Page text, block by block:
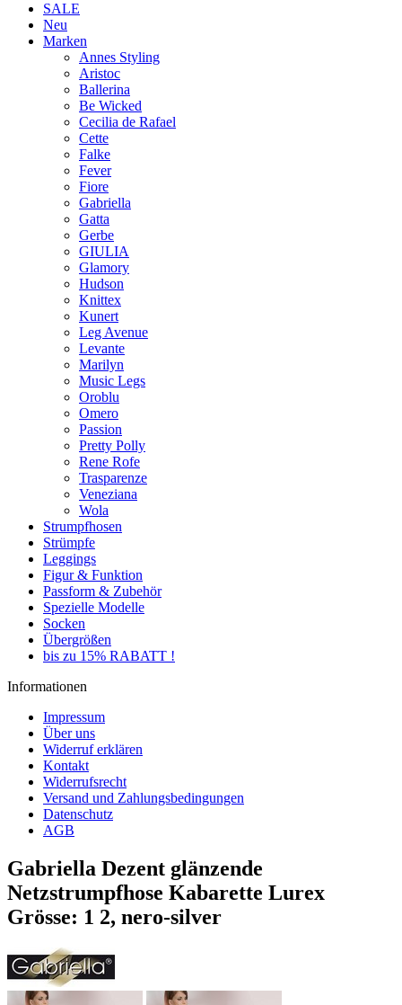
SALE
Neu
Marken
Annes Styling
Aristoc
Ballerina
Be Wicked
Cecilia de Rafael
Cette
Falke
Fever
Fiore
Gabriella
Gatta
Gerbe
GIULIA
Glamory
Hudson
Knittex
Kunert
Leg Avenue
Levante
Marilyn
Music Legs
Oroblu
Omero
Passion
Pretty Polly
Rene Rofe
Trasparenze
Veneziana
Wola
Strumpfhosen
Strümpfe
Leggings
Figur & Funktion
Passform & Zubehör
Spezielle Modelle
Socken
Übergrößen
bis zu 15% RABATT !
Informationen
Impressum
Über uns
Widerruf erklären
Kontakt
Widerrufsrecht
Versand und Zahlungsbedingungen
Datenschutz
AGB
Gabriella Dezent glänzende
Netzstrumpfhose Kabarette Lurex
Grösse: 1 2, nero-silver